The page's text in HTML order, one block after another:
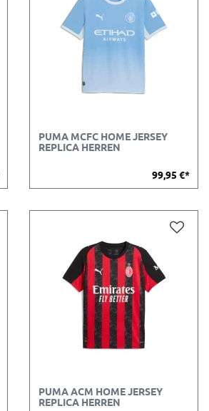
PUMA MCFC HOME JERSEY
REPLICA HERREN
99,95 €*
PUMA ACM HOME JERSEY
REPLICA HERREN